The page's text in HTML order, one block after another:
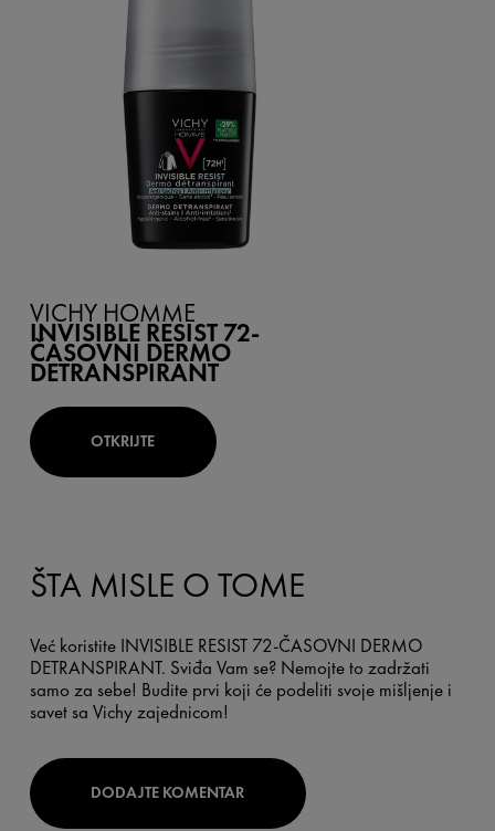
VICHY HOMME
INVISIBLE RESIST 72-
ČASOVNI DERMO
DETRANSPIRANT
OTKRIJTE
ŠTA MISLE O TOME
Već koristite INVISIBLE RESIST 72-ČASOVNI DERMO
DETRANSPIRANT. Sviđa Vam se? Nemojte to zadržati
samo za sebe! Budite prvi koji će podeliti svoje mišljenje i
savet sa Vichy zajednicom!
DODAJTE KOMENTAR